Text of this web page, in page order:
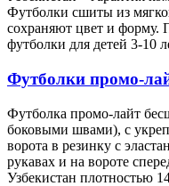
Футболки сшиты из
сохраняют цвет и форму.
футболки для детей 3-10
Футболки промо-
Футболка промо-лайт
боковыми швами), с
ворота в резинку с
рукавах и на вороте
Узбекистан плотностью